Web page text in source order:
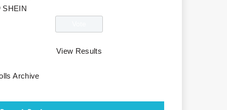
SHEIN
View Results
Archive